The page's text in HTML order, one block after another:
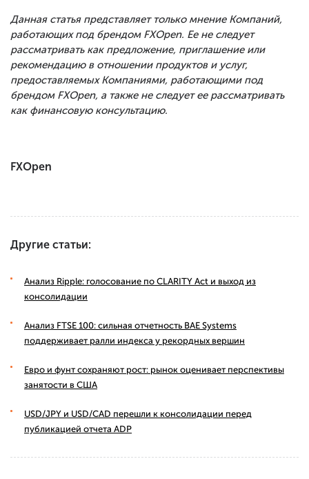
Данная статья представляет только мнение Компаний,
работающих под брендом FXOpen. Ее не следует
рассматривать как предложение, приглашение или
рекомендацию в отношении продуктов и услуг,
предоставляемых Компаниями, работающими под
брендом FXOpen, а также не следует ее рассматривать
как финансовую консультацию.
FXOpen
Другие статьи:
Анализ Ripple: голосование по CLARITY Act и выход из
консолидации
Анализ FTSE 100: сильная отчетность BAE Systems
поддерживает ралли индекса у рекордных вершин
Евро и фунт сохраняют рост: рынок оценивает перспективы
занятости в США
USD/JPY и USD/CAD перешли к консолидации перед
публикацией отчета ADP